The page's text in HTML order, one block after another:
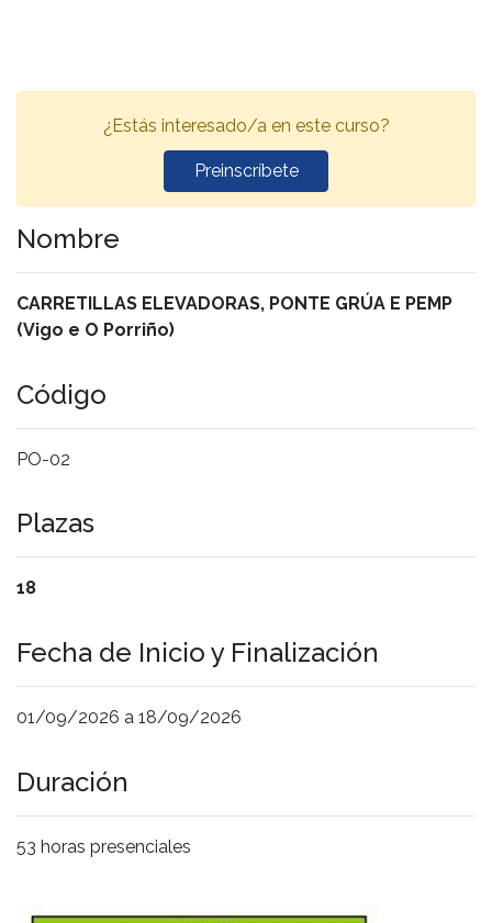
¿Estás interesado/a en este curso?
Preinscríbete
Nombre
CARRETILLAS ELEVADORAS, PONTE GRÚA E PEMP
(Vigo e O Porriño)
Código
PO-02
Plazas
18
Fecha de Inicio y Finalización
01/09/2026 a 18/09/2026
Duración
53 horas presenciales